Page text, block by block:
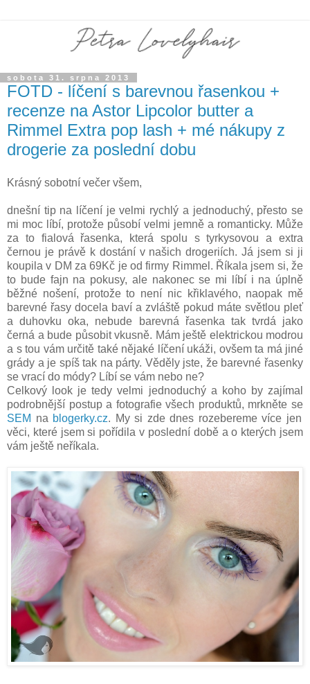
sobota 31. srpna 2013
FOTD - líčení s barevnou řasenkou +
recenze na Astor Lipcolor butter a
Rimmel Extra pop lash + mé nákupy z
drogerie za poslední dobu
Krásný sobotní večer všem,
dnešní tip na líčení je velmi rychlý a jednoduchý, přesto se
mi moc líbí, protože působí velmi jemně a romanticky. Může
za to fialová řasenka, která spolu s tyrkysovou a extra
černou je právě k dostání v našich drogeriích. Já jsem si ji
koupila v DM za 69Kč je od firmy Rimmel. Říkala jsem si, že
to bude fajn na pokusy, ale nakonec se mi líbí i na úplně
běžné nošení, protože to není nic křiklavého, naopak mě
barevné řasy docela baví a zvláště pokud máte světlou pleť
a duhovku oka, nebude barevná řasenka tak tvrdá jako
černá a bude působit vkusně. Mám ještě elektrickou modrou
a s tou vám určitě také nějaké líčení ukáži, ovšem ta má jiné
grády a je spíš tak na párty. Věděly jste, že barevné řasenky
se vrací do módy? Líbí se vám nebo ne?
Celkový look je tedy velmi jednoduchý a koho by zajímal
podrobnější postup a fotografie všech produktů, mrkněte se
SEM na blogerky.cz. My si zde dnes rozebereme více jen
věci, které jsem si pořídila v poslední době a o kterých jsem
vám ještě neříkala.